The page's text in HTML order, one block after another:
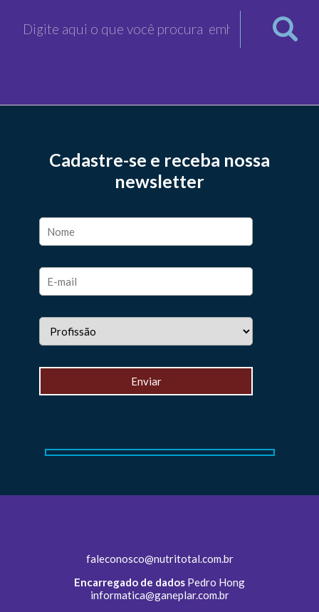
Cadastre-se e receba nossa
newsletter
faleconosco@nutritotal.com.br
Encarregado de dados Pedro Hong
informatica@ganeplar.com.br